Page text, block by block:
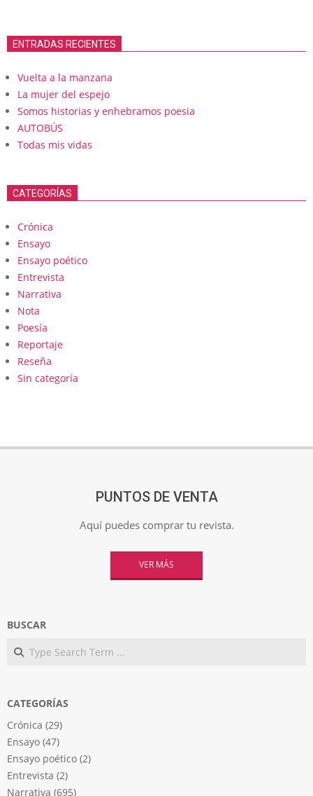
ENTRADAS RECIENTES
Vuelta a la manzana
La mujer del espejo
Somos historias y enhebramos poesia
AUTOBÚS
Todas mis vidas
CATEGORÍAS
Crónica
Ensayo
Ensayo poético
Entrevista
Narrativa
Nota
Poesía
Reportaje
Reseña
Sin categoría
PUNTOS DE VENTA
Aquí puedes comprar tu revista.
VER MÁS
BUSCAR
Search
CATEGORÍAS
Crónica (29)
Ensayo (47)
Ensayo poético (2)
Entrevista (2)
Narrativa (695)